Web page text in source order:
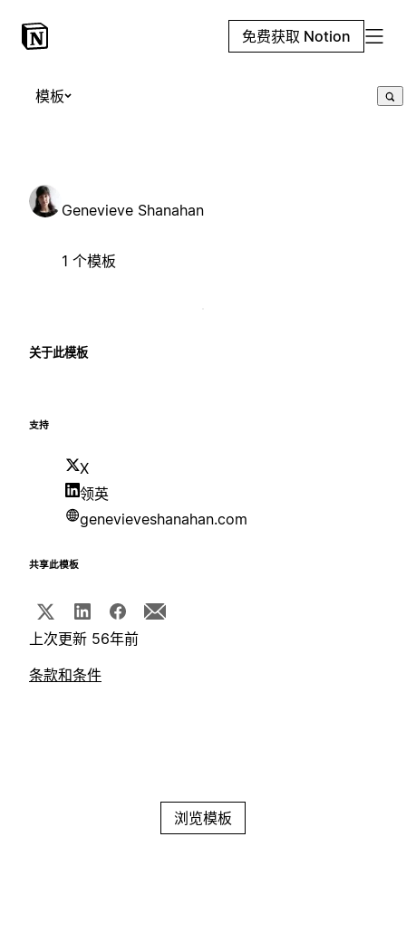
免费获取 Notion
模板
Genevieve Shanahan
1 个模板
关于此模板
支持
X
领英
genevieveshanahan.com
共享此模板
上次更新 56年前
条款和条件
浏览模板